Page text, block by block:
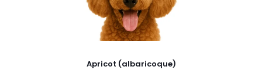
Apricot (albaricoque)